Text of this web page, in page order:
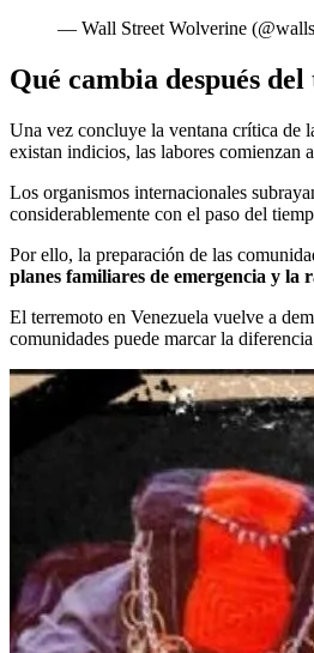
— Wall Street Wolverine
Qué cambia después
Una vez concluye la ventana crítica de
existan indicios, las labores comienzan
Los organismos internacionales
considerablemente con el paso del
Por ello, la preparación de las
planes familiares de emergencia y la
El terremoto en Venezuela vuelve a
comunidades puede marcar la